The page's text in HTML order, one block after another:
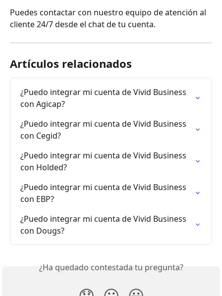
Puedes contactar con nuestro equipo de atención al
cliente 24/7 desde el chat de tu cuenta.
Artículos relacionados
¿Puedo integrar mi cuenta de Vivid Business
con Agicap?
¿Puedo integrar mi cuenta de Vivid Business
con Cegid?
¿Puedo integrar mi cuenta de Vivid Business
con Holded?
¿Puedo integrar mi cuenta de Vivid Business
con EBP?
¿Puedo integrar mi cuenta de Vivid Business
con Dougs?
¿Ha quedado contestada tu pregunta?